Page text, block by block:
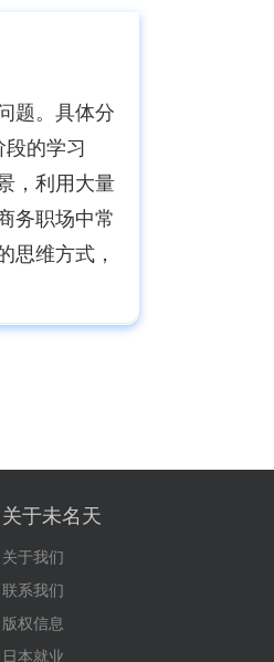
题。具体分
的学习
，利用大量
务职场中常
思维方式，
关于未名天
关于我们
联系我们
版权信息
日本就业